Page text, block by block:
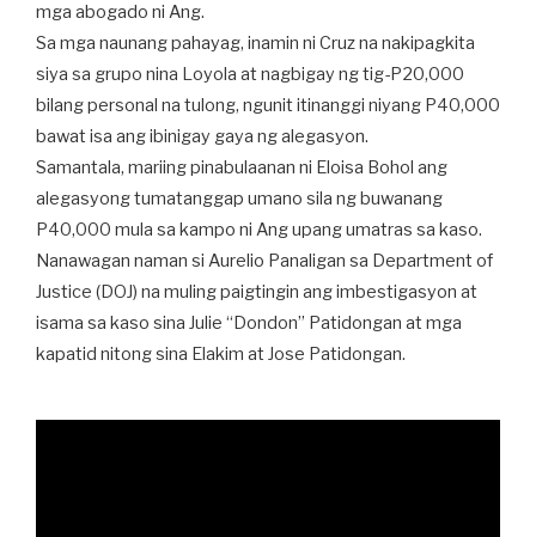
mga abogado ni Ang.
Sa mga naunang pahayag, inamin ni Cruz na nakipagkita
siya sa grupo nina Loyola at nagbigay ng tig-P20,000
bilang personal na tulong, ngunit itinanggi niyang P40,000
bawat isa ang ibinigay gaya ng alegasyon.
Samantala, mariing pinabulaanan ni Eloisa Bohol ang
alegasyong tumatanggap umano sila ng buwanang
P40,000 mula sa kampo ni Ang upang umatras sa kaso.
Nanawagan naman si Aurelio Panaligan sa Department of
Justice (DOJ) na muling paigtingin ang imbestigasyon at
isama sa kaso sina Julie “Dondon” Patidongan at mga
kapatid nitong sina Elakim at Jose Patidongan.